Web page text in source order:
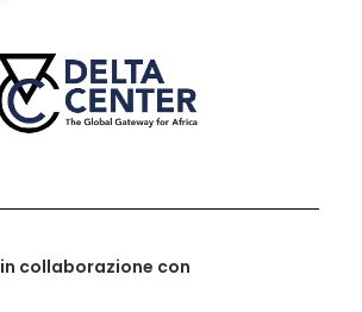
in collaborazione con